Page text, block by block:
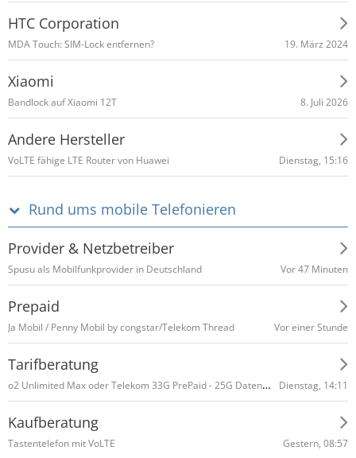
HTC Corporation
MDA Touch: SIM-Lock entfernen? 19. März 2024
Xiaomi
Bandlock auf Xiaomi 12T 8. Juli 2026
Andere Hersteller
VoLTE fähige LTE Router von Huawei Dienstag, 15:16
Rund ums mobile Telefonieren
Provider & Netzbetreiber
Spusu als Mobilfunkprovider in Deutschland Vor 47 Minuten
Prepaid
Ja Mobil / Penny Mobil by congstar/Telekom Thread Vor einer Stunde
Tarifberatung
o2 Unlimited Max oder Telekom 33G PrePaid - 25G Datennutzung Normalfall Dienstag, 14:11
Kaufberatung
Tastentelefon mit VoLTE Gestern, 08:57